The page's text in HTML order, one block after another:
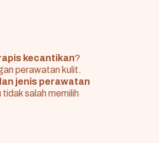
kecantikan?
perawatan kulit.
jenis perawatan
salah memilih